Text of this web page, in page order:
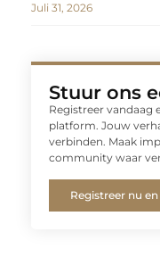
Juli 31, 2026
Stuur ons
Registreer vandaag
platform. Jouw
verbinden. Maak
community waar
Registreer nu